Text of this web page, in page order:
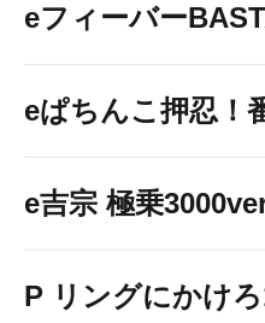
eフィーバー
eぱちんこ押忍！
e吉宗 極乗
P リングにかけ